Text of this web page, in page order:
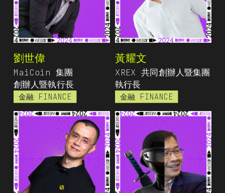
劉世偉
MaiCoin 集團
創辦人暨執行長
金融 FINANCE
黃耀文
XREX 共同創辦人暨集團
執行長
金融 FINANCE